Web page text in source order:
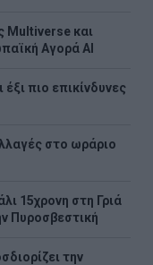
Multiverse και
Αγορά ΑΙ
πιο επικίνδυνες
στο ωράριο
15χρονη στη Γριά
Πυροσβεστική
την